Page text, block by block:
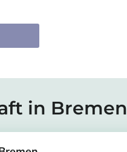
in Bremen